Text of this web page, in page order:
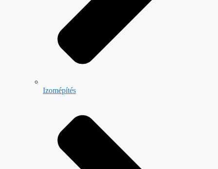
Izomépítés